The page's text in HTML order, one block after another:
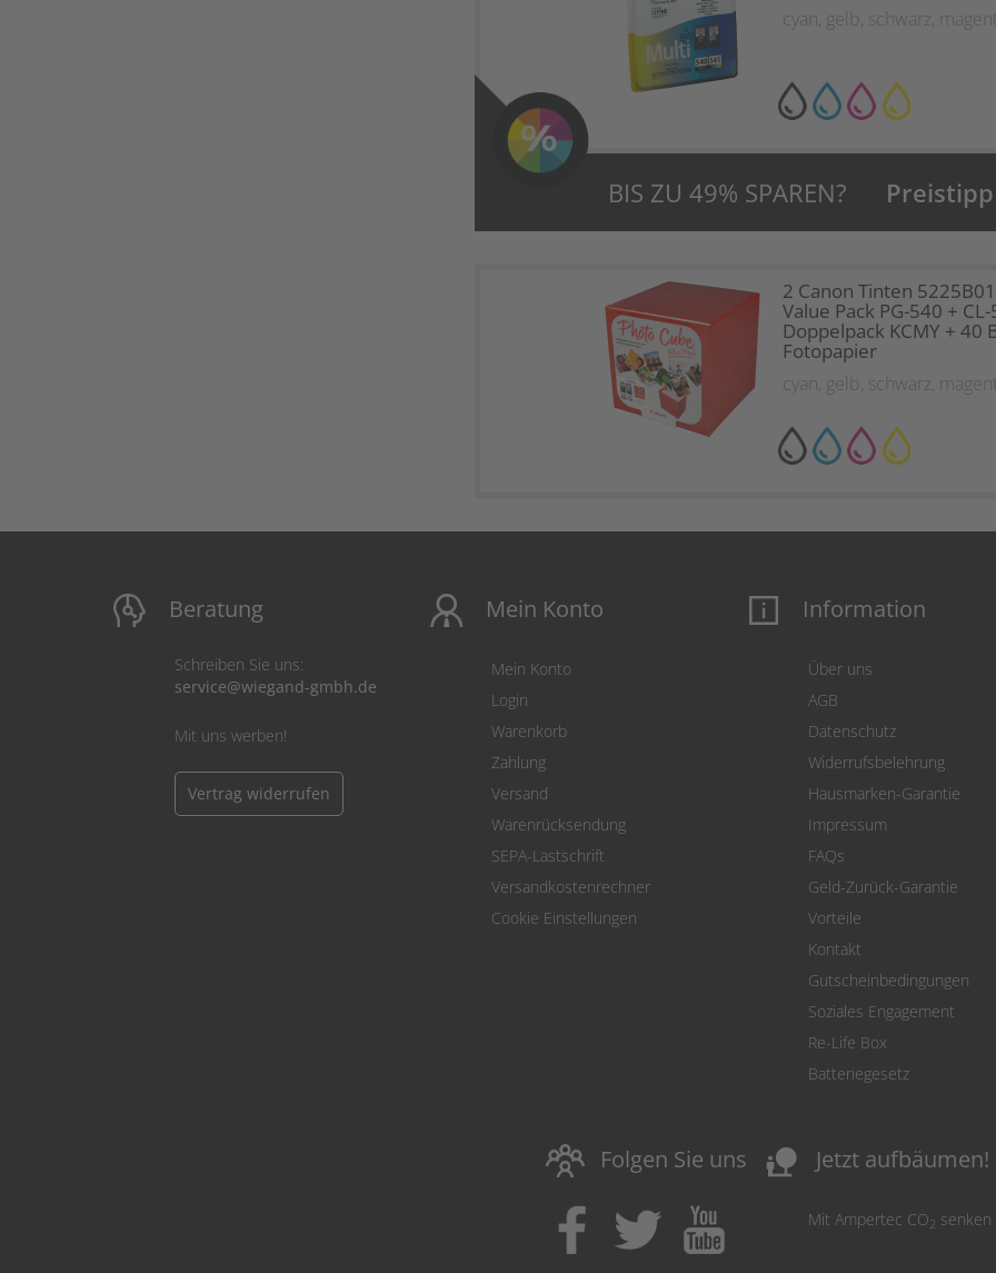
cyan, gelb, schwarz,
BIS ZU 49% SPAREN?
2 Canon Tinten
Value Pack PG-540 + CL-
Doppelpack KCMY + 40
Fotopapier
cyan, gelb, schwarz,
Beratung
Schreiben Sie uns:
service@wiegand-gmbh.de
Mit uns werben!
Vertrag widerrufen
Mein Konto
Mein Konto
Login
Warenkorb
Zahlung
Versand
Warenrücksendung
SEPA-Lastschrift
Versandkostenrechner
Cookie Einstellungen
Information
Über uns
AGB
Datenschutz
Widerrufsbelehrung
Hausmarken-Garantie
Impressum
FAQs
Geld-Zurück-Garantie
Vorteile
Kontakt
Gutscheinbedingungen
Soziales Engagement
Re-Life Box
Batteriegesetz
Folgen Sie uns nature_people Jetzt aufbäumen!
Mit Ampertec CO2 senken